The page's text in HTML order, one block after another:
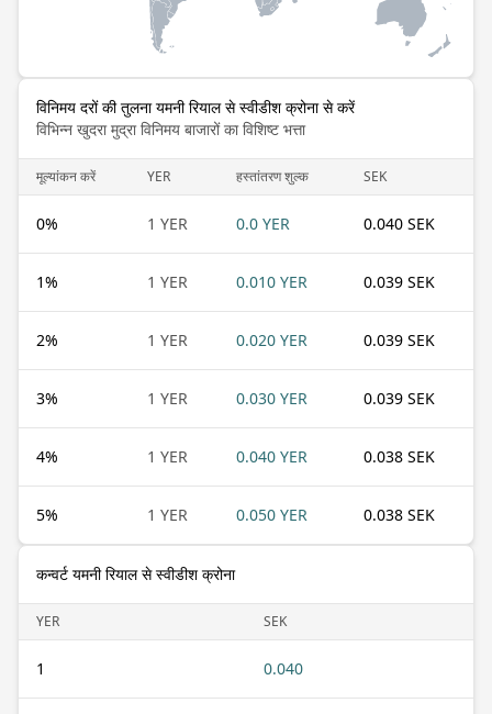
विनिमय दरों की तुलना यमनी रियाल से स्वीडीश क्रोना से करें
विभिन्न खुदरा मुद्रा विनिमय बाजारों का विशिष्ट भत्ता
मूल्यांकन करें YER हस्तांतरण शुल्क SEK
0% 1 YER 0.0 YER 0.040 SEK
1% 1 YER 0.010 YER 0.039 SEK
2% 1 YER 0.020 YER 0.039 SEK
3% 1 YER 0.030 YER 0.039 SEK
4% 1 YER 0.040 YER 0.038 SEK
5% 1 YER 0.050 YER 0.038 SEK
कन्वर्ट यमनी रियाल से स्वीडीश क्रोना
YER SEK
1 0.040